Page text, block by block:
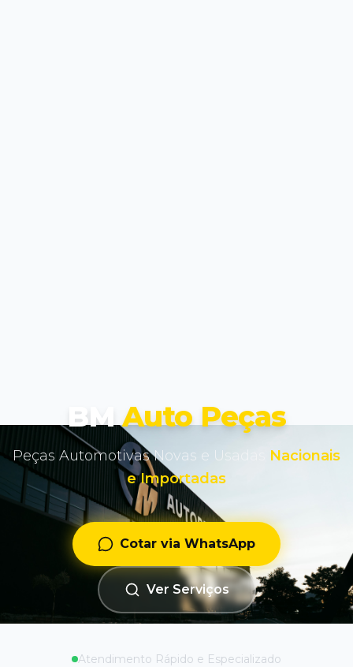
BM Auto Peças
Peças Automotivas Novas e Usadas Nacionais
e Importadas
Cotar via WhatsApp
Ver Serviços
Atendimento Rápido e Especializado